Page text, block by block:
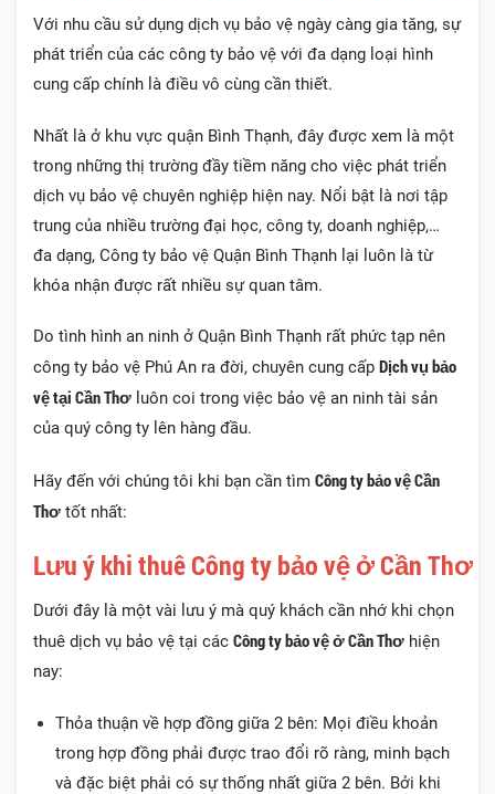
Với nhu cầu sử dụng dịch vụ bảo vệ ngày càng gia tăng, sự
phát triển của các công ty bảo vệ với đa dạng loại hình
cung cấp chính là điều vô cùng cần thiết.
Nhất là ở khu vực quận Bình Thạnh, đây được xem là một
trong những thị trường đầy tiềm năng cho việc phát triển
dịch vụ bảo vệ chuyên nghiệp hiện nay. Nổi bật là nơi tập
trung của nhiều trường đại học, công ty, doanh nghiệp,…
đa dạng, Công ty bảo vệ Quận Bình Thạnh lại luôn là từ
khóa nhận được rất nhiều sự quan tâm.
Do tình hình an ninh ở Quận Bình Thạnh rất phức tạp nên
công ty bảo vệ Phú An ra đời, chuyên cung cấp Dịch vụ bảo
vệ tại Cần Thơ luôn coi trong việc bảo vệ an ninh tài sản
của quý công ty lên hàng đầu.
Hãy đến với chúng tôi khi bạn cần tìm Công ty bảo vệ Cần
Thơ tốt nhất:
Lưu ý khi thuê Công ty bảo vệ ở Cần Thơ
Dưới đây là một vài lưu ý mà quý khách cần nhớ khi chọn
thuê dịch vụ bảo vệ tại các Công ty bảo vệ ở Cần Thơ hiện
nay:
Thỏa thuận về hợp đồng giữa 2 bên: Mọi điều khoản
trong hợp đồng phải được trao đổi rõ ràng, minh bạch
và đặc biệt phải có sự thống nhất giữa 2 bên. Bởi khi